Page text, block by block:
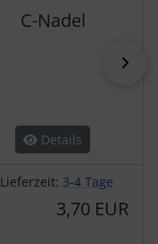
C-Nadel
Details
Lieferzeit: 3-4 Tage
3,70 EUR